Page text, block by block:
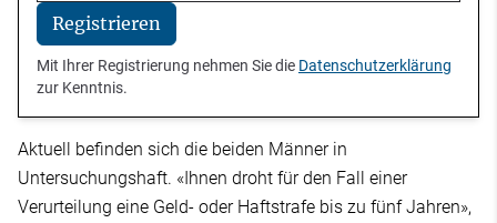
Registrieren
Mit Ihrer Registrierung nehmen Sie die Datenschutzerklärung
zur Kenntnis.
Aktuell befinden sich die beiden Männer in
Untersuchungshaft. «Ihnen droht für den Fall einer
Verurteilung eine Geld- oder Haftstrafe bis zu fünf Jahren»,